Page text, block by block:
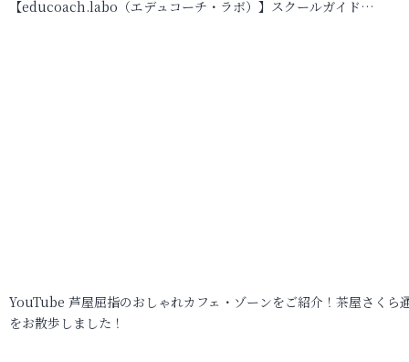
【educoach.labo（エデュコーチ・ラボ）】スクールガイド…
YouTube 芦屋屈指のおしゃれカフェ・ゾーンをご紹介！茶屋さくら
をお散歩しました！